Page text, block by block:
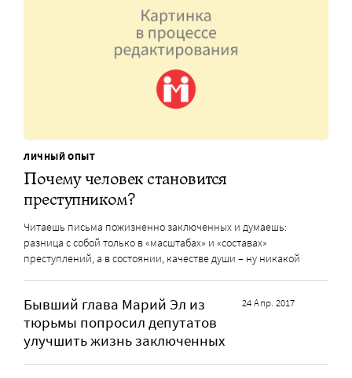
ЛИЧНЫЙ ОПЫТ
Почему человек становится
преступником?
Читаешь письма пожизненно заключенных и думаешь:
разница с собой только в «масштабах» и «составах»
преступлений, а в состоянии, качестве души – ну никакой
Бывший глава Марий Эл из
тюрьмы попросил депутатов
улучшить жизнь заключенных
24 Апр. 2017